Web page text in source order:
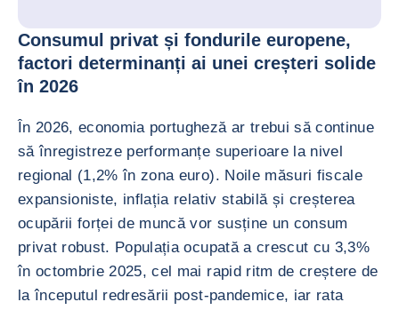
Consumul privat și fondurile europene,
factori determinanți ai unei creșteri solide
în 2026
În 2026, economia portugheză ar trebui să continue
să înregistreze performanțe superioare la nivel
regional (1,2% în zona euro). Noile măsuri fiscale
expansioniste, inflația relativ stabilă și creșterea
ocupării forței de muncă vor susține un consum
privat robust. Populația ocupată a crescut cu 3,3%
în octombrie 2025, cel mai rapid ritm de creștere de
la începutul redresării post-pandemice, iar rata